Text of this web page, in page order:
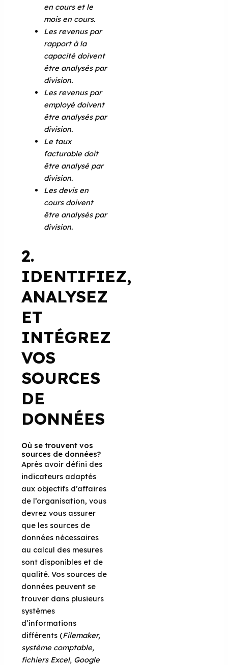
en cours et le
mois en cours.
Les revenus par
rapport à la
capacité doivent
être analysés par
division.
Les revenus par
employé doivent
être analysés par
division.
Le taux
facturable doit
être analysé par
division.
Les devis en
cours doivent
être analysés par
division.
2.
IDENTIFIEZ,
ANALYSEZ
ET
INTÉGREZ
VOS
SOURCES
DE
DONNÉES
Où se trouvent vos
sources de données?
Après avoir défini des
indicateurs adaptés
aux objectifs d’affaires
de l’organisation, vous
devrez vous assurer
que les sources de
données nécessaires
au calcul des mesures
sont disponibles et de
qualité. Vos sources de
données peuvent se
trouver dans plusieurs
systèmes
d’informations
différents (Filemaker,
système comptable,
fichiers Excel, Google